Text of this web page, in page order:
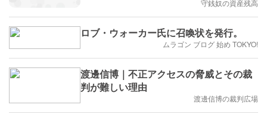
守銭奴の資産残高
ロブ・ウォーカー氏に召喚状を発行。
ムラゴン ブログ 始め TOKYO!
渡邊信博｜不正アクセスの脅威とその裁
判が難しい理由
渡邊信博の裁判広場